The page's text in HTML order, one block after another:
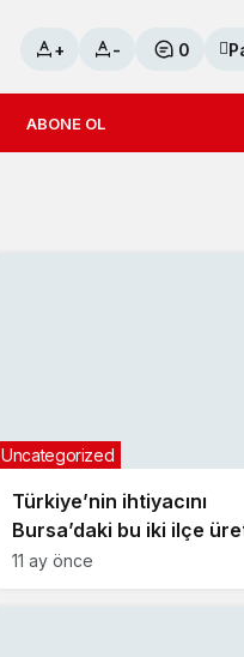
+ - 0
ABONE OL
Türkiye’nin ihtiyacını
Bursa’daki bu iki ilçe
Uncategorized
11 ay önce